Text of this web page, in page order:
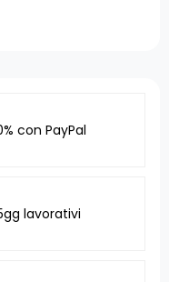
con PayPal
lavorativi